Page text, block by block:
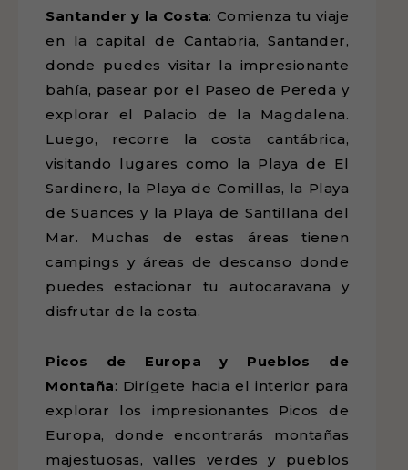
Santander y la Costa: Comienza tu viaje
en la capital de Cantabria, Santander,
donde puedes visitar la impresionante
bahía, pasear por el Paseo de Pereda y
explorar el Palacio de la Magdalena.
Luego, recorre la costa cantábrica,
visitando lugares como la Playa de El
Sardinero, la Playa de Comillas, la Playa
de Suances y la Playa de Santillana del
Mar. Muchas de estas áreas tienen
campings y áreas de descanso donde
puedes estacionar tu autocaravana y
disfrutar de la costa.
Picos de Europa y Pueblos de
Montaña: Dirígete hacia el interior para
explorar los impresionantes Picos de
Europa, donde encontrarás montañas
majestuosas, valles verdes y pueblos